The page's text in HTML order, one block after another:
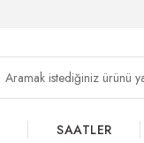
SAATLER